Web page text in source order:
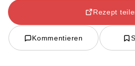
Rezept
Kommentieren